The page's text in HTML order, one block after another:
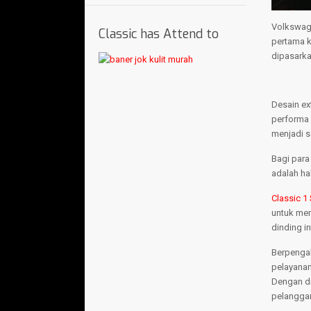
pertama
Desain
performa
menjadi
Bagi
adalah
Classic
untuk
dinding
Dengan
Classic has Attend to